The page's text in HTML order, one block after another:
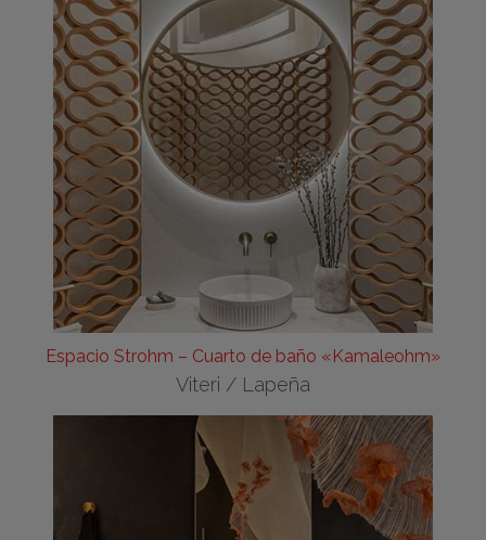
Espacio Strohm – Cuarto de baño «Kamaleohm»
Viteri / Lapeña